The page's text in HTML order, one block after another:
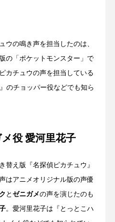
ウの鳴き声を担当したのは、
の「ポケットモンスター」で
カチュウの声を担当している
のチョッパー役などでも知ら
役 愛河里花子
替え版『名探偵ピカチュウ』
はアニメオリジナル版の声優
と ゼニガメの声を演じたのも
。愛河里花子は『とっとこハ